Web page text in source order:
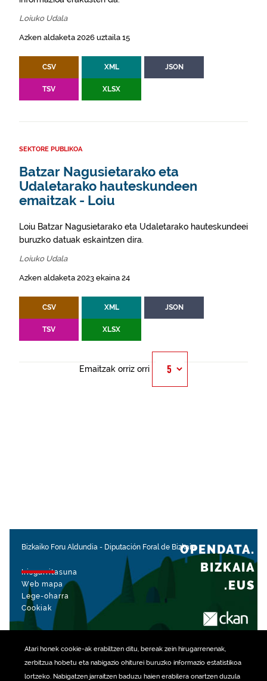
Atari honek cookie-ak erabiltzen ditu, bereak zein hirugarrenenak,
zerbitzua hobetu eta nabigazio ohiturei buruzko informazio estatistikoa
lortzeko. Nabigatzen jarraitzen baduzu haien erabilera onartzen duzula
Loiuko Udala
Azken aldaketa 2026 uztaila 15
CSV XML JSON
TSV XLSX
SEKTORE PUBLIKOA
Batzar Nagusietarako eta
Udaletarako hauteskundeen
emaitzak - Loiu
Loiu Batzar Nagusietarako eta Udaletarako hauteskundeei
buruzko datuak eskaintzen dira.
Loiuko Udala
Azken aldaketa 2023 ekaina 24
CSV XML JSON
TSV XLSX
Emaitzak orriz orri
Bizkaiko Foru Aldundia - Diputación Foral de Bizkaia
Irisgarritasuna
Web mapa
Lege-oharra
Cookiak
OPENDATA.
BIZKAIA
.EUS